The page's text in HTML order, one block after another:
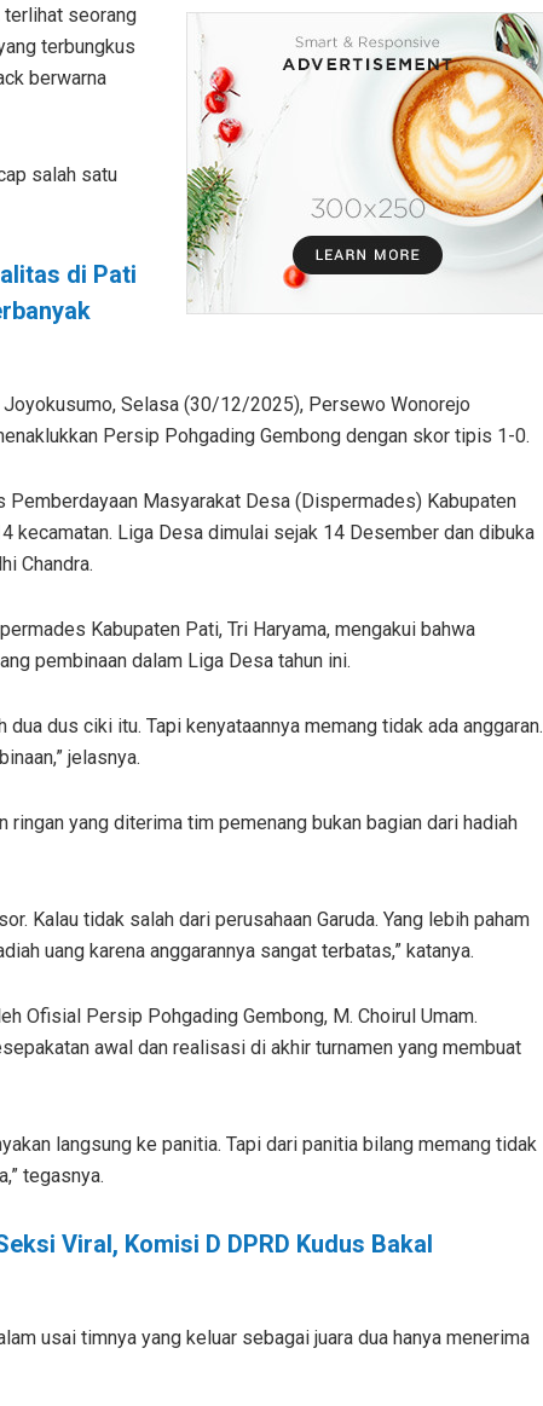
seorang
terbungkus
berwarna
salah satu
di Pati
Selasa (30/12/2025), Persewo Wonorejo
Persip Pohgading Gembong dengan skor tipis 1-0.
Pemberdayaan Masyarakat Desa (Dispermades) Kabupaten
kecamatan. Liga Desa dimulai sejak 14 Desember dan dibuka
Chandra.
Kabupaten Pati, Tri Haryama, mengakui bahwa
pembinaan dalam Liga Desa tahun ini.
dus ciki itu. Tapi kenyataannya memang tidak ada anggaran.
jelasnya.
ringan yang diterima tim pemenang bukan bagian dari hadiah
Kalau tidak salah dari perusahaan Garuda. Yang lebih paham
uang karena anggarannya sangat terbatas,” katanya.
Ofisial Persip Pohgading Gembong, M. Choirul Umam.
awal dan realisasi di akhir turnamen yang membuat
langsung ke panitia. Tapi dari panitia bilang memang tidak
tegasnya.
Viral, Komisi D DPRD Kudus Bakal
usai timnya yang keluar sebagai juara dua hanya menerima